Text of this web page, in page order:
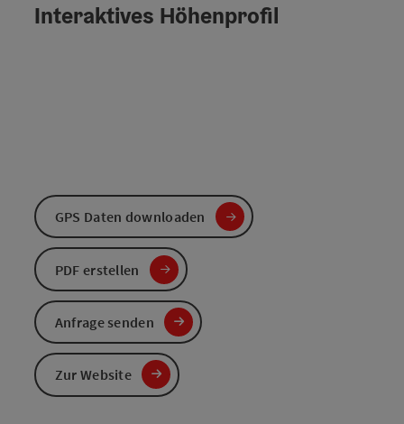
Interaktives Höhenprofil
GPS Daten downloaden
PDF erstellen
Anfrage senden
Zur Website